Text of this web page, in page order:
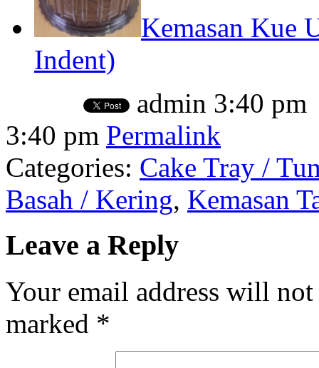
Kemasan Kue
Indent)
admin 3:40 pm
3:40 pm Permalink
Categories: Cake Tray /
Basah / Kering, Kemasan
Leave a Reply
Your email address will
marked *